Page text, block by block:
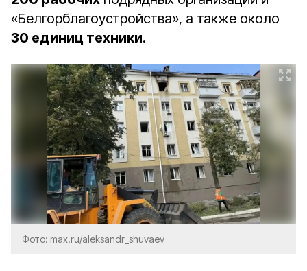
«Белгорблагоустройства», а также около
30 единиц техники.
Фото: max.ru/aleksandr_shuvaev